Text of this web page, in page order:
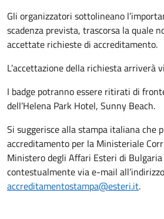
Gli organizzatori sottolineano
scadenza prevista, trascorsa la quale
accettate richieste di accreditamento.
L’accettazione della richiesta arriverà
I badge potranno essere ritirati di
dell’Helena Park Hotel, Sunny Beach.
Si suggerisce alla stampa italiana che
accreditamento per la Ministeriale
Ministero degli Affari Esteri di
contestualmente via e-mail all’indirizzo
accreditamentostampa@esteri.it.